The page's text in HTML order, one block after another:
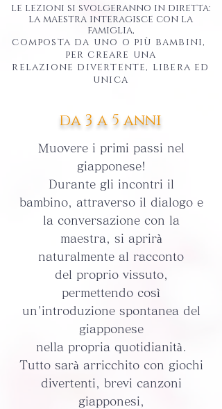
le lezioni si svolgeranno in diretta:
la maestra ​ interagisce con la
famiglia,
composta da uno o più bambini,
per creare una
relazione divertente, libera ed
unica
​da 3 a 5 anni
Muovere i primi passi nel
giapponese!
Durante gli incontri il
bambino, attraverso il dialogo e
la conversazione con la
maestra, si aprirà
naturalmente al racconto
del propriovissuto,
permettendo così
un'introduzione spontanea del
giapponese
nella propria quotidianità.
Tutto sarà arricchito con giochi
divertenti, brevi canzoni
giapponesi,